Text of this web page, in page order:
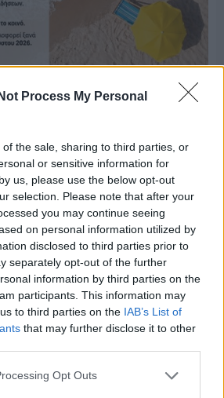
Process My Personal
the sale, sharing to third parties, or
or sensitive information for
us, please use the below opt-out
selection. Please note that after your
you may continue seeing
on personal information utilized by
disclosed to third parties prior to
separately opt-out of the further
information by third parties on the
participants. This information may
to third parties on the IAB’s List of
that may further disclose it to other
Opt Outs